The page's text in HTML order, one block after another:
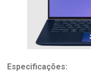
Especificações: